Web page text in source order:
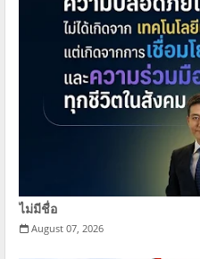
ไม่มีชื่อ
August 07, 2026